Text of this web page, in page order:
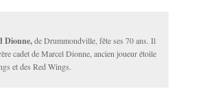
Dionne,de Drummondville, fête ses 70 ans. Il
cadet de Marcel Dionne, ancien joueur étoile
et des Red Wings.